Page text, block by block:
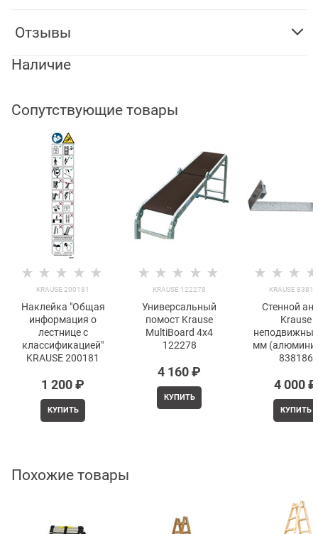
Отзывы
Наличие
Сопутствующие товары
KRAUSE 200181
Наклейка "Общая
информация о
лестнице с
классификацией"
KRAUSE 200181
1 200 ₽
КУПИТЬ
KRAUSE 122278
Универсальный
помост Krause
MultiBoard 4х4
122278
4 160 ₽
КУПИТЬ
KRAUSE
Стенной
Krause
мм
838186
4 000 ₽
КУПИТЬ
Похожие товары